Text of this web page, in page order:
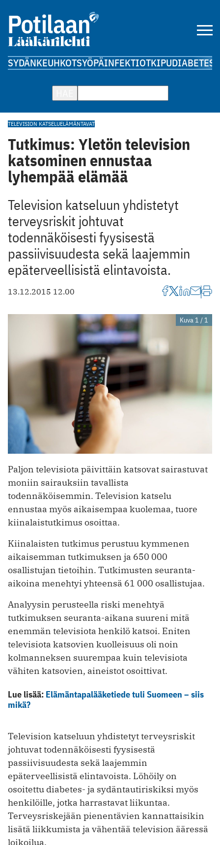
SYDÄNKEUHKOTSYÖPÄINFEKTIOTKIPUDIABETES
TELEVISION KATSELUELÄMÄNTAVAT
Tutkimus: Yletön television
katsominen ennustaa
lyhempää elämää
Television katseluun yhdistetyt
terveysriskit johtuvat
todennäköisesti fyysisestä
passiivisuudesta sekä laajemmin
epäterveellisistä elintavoista.
13.12.2015 12.00
Kuva 1 / 1
Paljon televisiota päivittäin katsovat sairastuvat
moniin sairauksiin tavallista
todennäköisemmin. Television katselu
ennustaa myös aikaisempaa kuolemaa, tuore
kiinalaistutkimus osoittaa.
Kiinalaisten tutkimus perustuu kymmenen
aikaisemman tutkimuksen ja 650 000
osallistujan tietoihin. Tutkimusten seuranta-
aikoina menehtyi yhteensä 61 000 osallistujaa.
Analyysin perusteella riski menehtyä
tutkimuksen seuranta-aikana suureni mitä
enemmän televisiota henkilö katsoi. Eniten
televisiota katsovien kuolleisuus oli noin
kolmanneksen suurempaa kuin televisiota
vähiten katsovien, aineistot osoittivat.
Lue lisää: Elämäntapalääketiede tuli Suomeen – siis
mikä?
Television katseluun yhdistetyt terveysriskit
johtuvat todennäköisesti fyysisestä
passiivisuudesta sekä laajemmin
epäterveellisistä elintavoista. Löhöily on
osoitettu diabetes- ja sydäntautiriskiksi myös
henkilöille, jotka harrastavat liikuntaa.
Terveysriskejään pienentävien kannattaisikin
lisätä liikkumista ja vähentää television ääressä
loikoilua.